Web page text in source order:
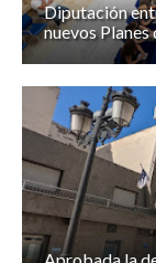
Diputación
nuevos